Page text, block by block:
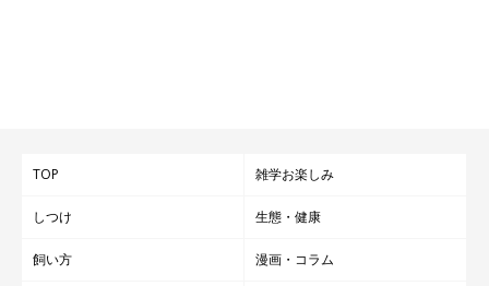
TOP 雑学お楽しみ
しつけ 生態・健康
飼い方 漫画・コラム